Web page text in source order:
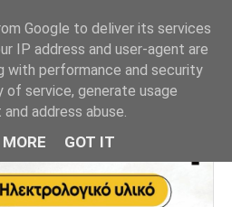
Google to deliver its services
IP address and user-agent are
with performance and security
service, generate usage
address abuse.
GOT IT